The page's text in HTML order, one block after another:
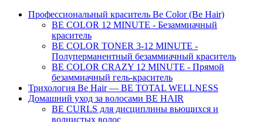
Профессиональный краситель Be Color (Be Hair)
BE COLOR 12 MINUTE - Безаммиачный
краситель
BE COLOR TONER 3-12 MINUTE -
Полуперманентный безаммиачный краситель
BE COLOR CRAZY 12 MINUTE - Прямой
безаммиачный гель-краситель
Трихология Be Hair — BE TOTAL WELLNESS
Домашний уход за волосами BE HAIR
BE CURLS для дисциплины вьющихся и
волнистых волос